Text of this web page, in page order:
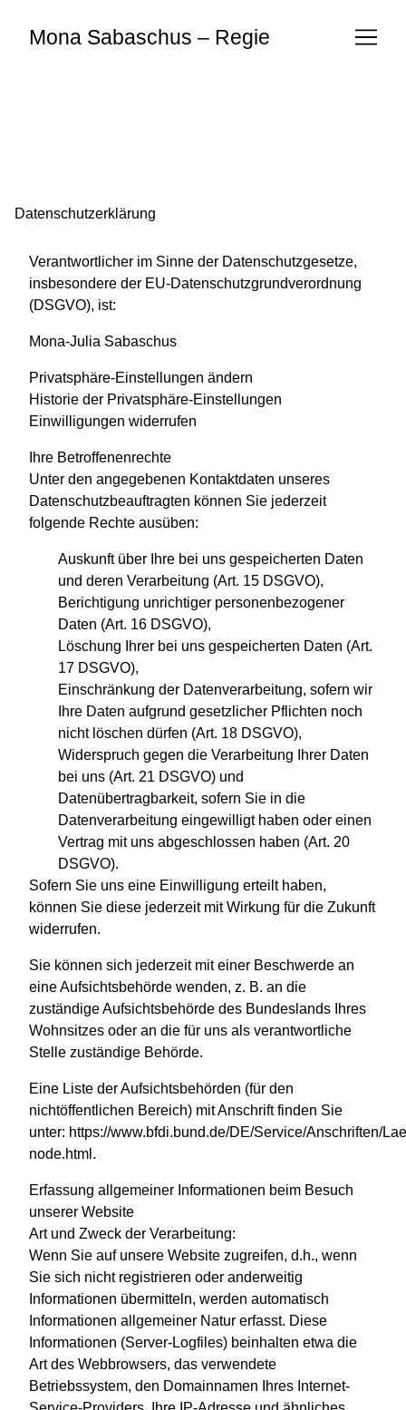
Mona Sabaschus – Regie
Datenschutzerklärung
Verantwortlicher im Sinne der Datenschutzgesetze,
insbesondere der EU-Datenschutzgrundverordnung
(DSGVO), ist:
Mona-Julia Sabaschus
Privatsphäre-Einstellungen ändern
Historie der Privatsphäre-Einstellungen
Einwilligungen widerrufen
Ihre Betroffenenrechte
Unter den angegebenen Kontaktdaten unseres
Datenschutzbeauftragten können Sie jederzeit
folgende Rechte ausüben:
Auskunft über Ihre bei uns gespeicherten Daten
und deren Verarbeitung (Art. 15 DSGVO),
Berichtigung unrichtiger personenbezogener
Daten (Art. 16 DSGVO),
Löschung Ihrer bei uns gespeicherten Daten (Art.
17 DSGVO),
Einschränkung der Datenverarbeitung, sofern wir
Ihre Daten aufgrund gesetzlicher Pflichten noch
nicht löschen dürfen (Art. 18 DSGVO),
Widerspruch gegen die Verarbeitung Ihrer Daten
bei uns (Art. 21 DSGVO) und
Datenübertragbarkeit, sofern Sie in die
Datenverarbeitung eingewilligt haben oder einen
Vertrag mit uns abgeschlossen haben (Art. 20
DSGVO).
Sofern Sie uns eine Einwilligung erteilt haben,
können Sie diese jederzeit mit Wirkung für die Zukunft
widerrufen.
Sie können sich jederzeit mit einer Beschwerde an
eine Aufsichtsbehörde wenden, z. B. an die
zuständige Aufsichtsbehörde des Bundeslands Ihres
Wohnsitzes oder an die für uns als verantwortliche
Stelle zuständige Behörde.
Eine Liste der Aufsichtsbehörden (für den
nichtöffentlichen Bereich) mit Anschrift finden Sie
unter: https://www.bfdi.bund.de/DE/Service/Anschriften/
node.html .
Erfassung allgemeiner Informationen beim Besuch
unserer Website
Art und Zweck der Verarbeitung:
Wenn Sie auf unsere Website zugreifen, d.h., wenn
Sie sich nicht registrieren oder anderweitig
Informationen übermitteln, werden automatisch
Informationen allgemeiner Natur erfasst. Diese
Informationen (Server-Logfiles) beinhalten etwa die
Art des Webbrowsers, das verwendete
Betriebssystem, den Domainnamen Ihres Internet-